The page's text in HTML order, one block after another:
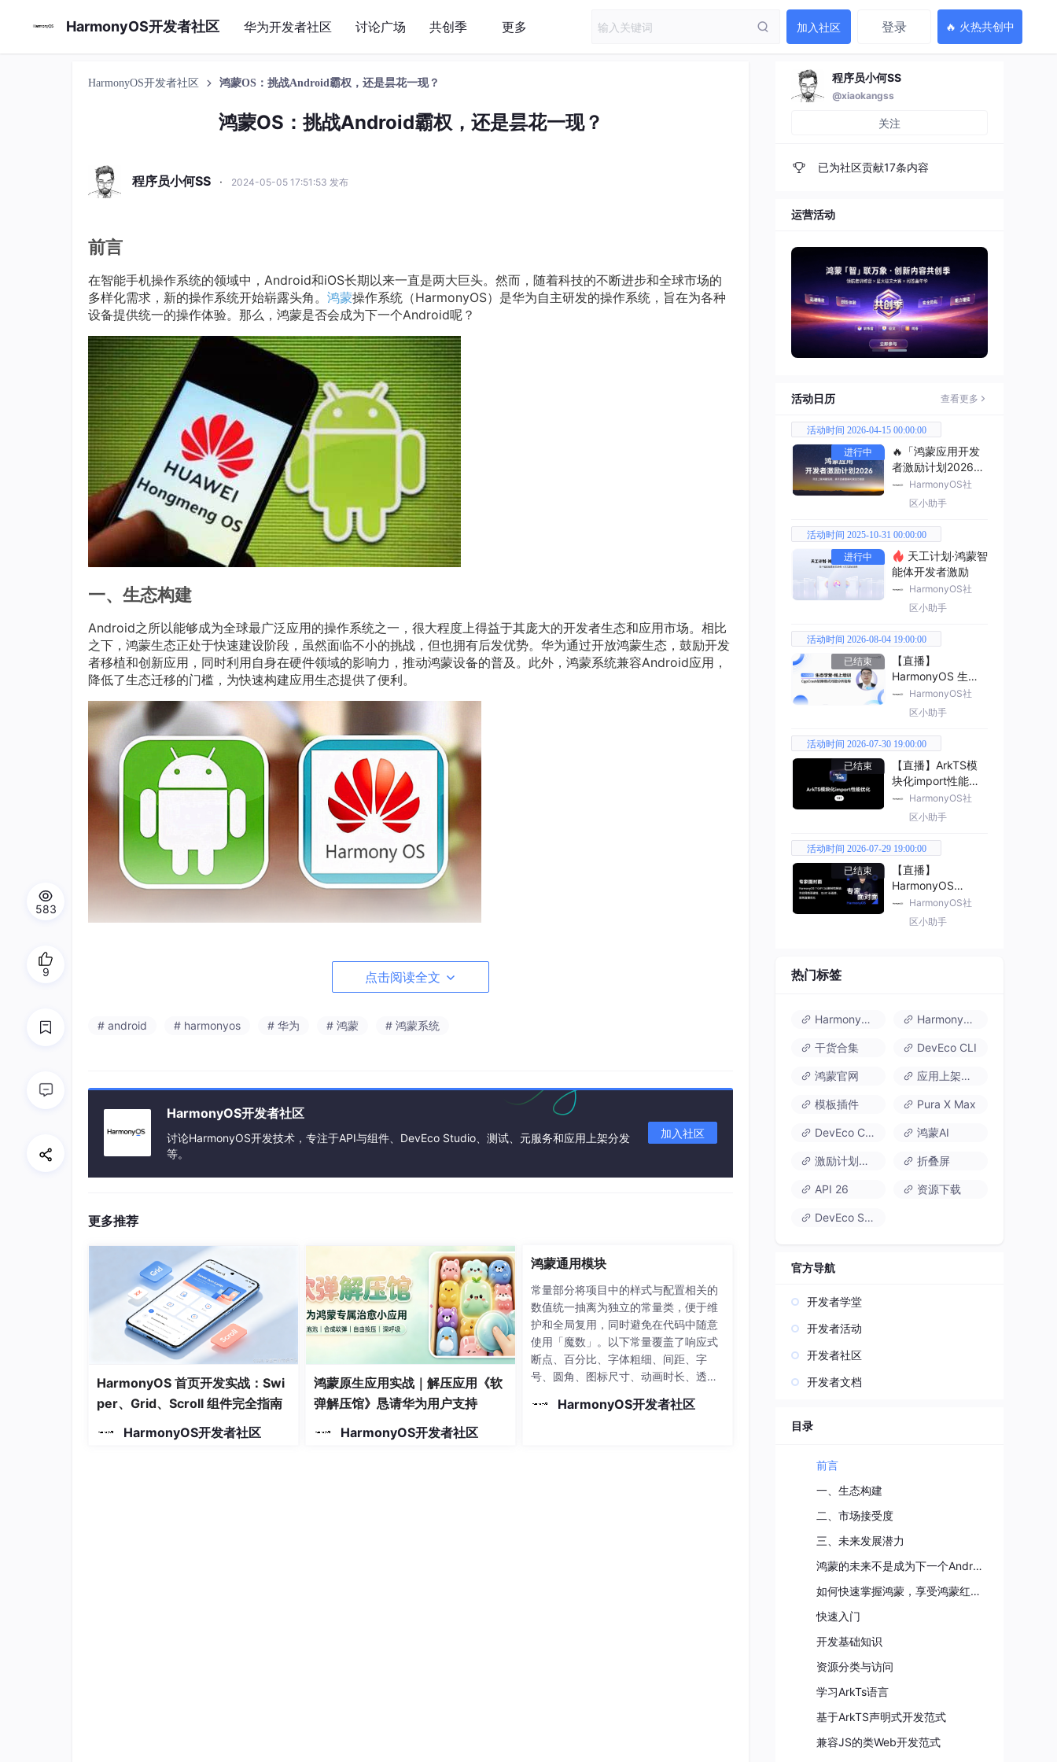
HarmonyOS开发者社区 华为开发者社区 讨论广场 共创季 更多 加入社区 登录 🔥 火热共创中
HarmonyOS开发者社区 鸿蒙OS：挑战Android霸权，还是昙花一现？
鸿蒙OS：挑战Android霸权，还是昙花一现？
程序员小何SS · 2024-05-05 17:51:53 发布
前言
在智能手机操作系统的领域中，Android和iOS长期以来一直是两大巨头。然而，随着科技的不断进步和全球市场的
多样化需求，新的操作系统开始崭露头角。 鸿蒙操作系统（HarmonyOS）是华为自主研发的操作系统，旨在为各种
设备提供统一的操作体验。那么，鸿蒙是否会成为下一个Android呢？
一、生态构建
Android之所以能够成为全球最广泛应用的操作系统之一，很大程度上得益于其庞大的开发者生态和应用市场。相比
之下，鸿蒙生态正处于快速建设阶段，虽然面临不小的挑战，但也拥有后发优势。华为通过开放鸿蒙生态，鼓励开发
者移植和创新应用，同时利用自身在硬件领域的影响力，推动鸿蒙设备的普及。此外，鸿蒙系统兼容Android应用，
降低了生态迁移的门槛，为快速构建应用生态提供了便利。
在全球市场，鸿蒙的推广面临着国际环境、用户习惯、品牌忠诚度等多重考验。在国内市场，鸿蒙凭借华为设备的庞
的担忧以及国际竞争态势，都是鸿蒙必须克服的障碍。
网的未来趋势高度契合，这为其提供了广阔的发展空间。特别是在智能家居、智能汽车等领域，鸿蒙的跨设备协同能
力有望成为其核心竞争优势，推动其成为物联网时代的操作系统新星。
鸿蒙的未来不是成为下一个Android，而是超越
d的发展路径。虽然面临着诸多挑战，但其潜力不容小觑。鸿蒙的目标不是简单地复制Android的成功，而是探索和
点击阅读全文
# android # harmonyos # 华为 # 鸿蒙 # 鸿蒙系统
HarmonyOS开发者社区
讨论HarmonyOS开发技术，专注于API与组件、DevEco Studio、测试、元服务和应用上架分发
等。
加入社区
更多推荐
HarmonyOS 首页开发实战：Swi
per、Grid、Scroll 组件完全指南
HarmonyOS开发者社区
鸿蒙原生应用实战｜解压应用《软
弹解压馆》恳请华为用户支持
HarmonyOS开发者社区
鸿蒙通用模块
常量部分将项目中的样式与配置相关的
数值统一抽离为独立的常量类，便于维
护和全局复用，同时避免在代码中随意
使用「魔数」。以下常量覆盖了响应式
断点、百分比、字体粗细、间距、字
号、圆角、图标尺寸、动画时长、透明
型场景。所有常量均采用的方式定义，
HarmonyOS开发者社区
583
9
程序员小何SS
@xiaokangss
关注
已为社区贡献17条内容
运营活动
活动日历 查看更多
活动时间 2026-04-15 00:00:00
进行中
🔥「鸿蒙应用开发
者激励计划2026」
已开启HarmonyOS社
区小助手
活动时间 2025-10-31 00:00:00
进行中
能体开发者激励
HarmonyOS社
区小助手
活动时间 2026-08-04 19:00:00
已结束
【直播】
HarmonyOS 生态
学堂·线上培训
HarmonyOS社
区小助手
活动时间 2026-07-30 19:00:00
已结束
【直播】ArkTS模
块化import性能优
化 HarmonyOS社
区小助手
活动时间 2026-07-29 19:00:00
已结束
【直播】
HarmonyOS
7（API 26） 新特
性解读
HarmonyOS社
区小助手
热门标签
HarmonyOS 6 HarmonyOS 7.0
干货合集 DevEco CLI
鸿蒙官网 应用上架速通
模板插件 Pura X Max
DevEco Code 鸿蒙AI
激励计划达标指南 折叠屏
API 26 资源下载
DevEco Studio
官方导航
开发者学堂
开发者活动
开发者社区
开发者文档
目录
前言
一、生态构建
二、市场接受度
三、未来发展潜力
鸿蒙的未来不是成为下一个Android，而是超越
如何快速掌握鸿蒙，享受鸿蒙红利？
快速入门
开发基础知识
资源分类与访问
学习ArkTs语言
基于ArkTS声明式开发范式
兼容JS的类Web开发范式